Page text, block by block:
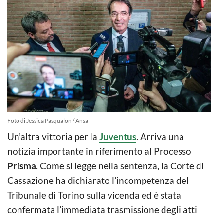
Foto di Jessica Pasqualon / Ansa
Un’altra vittoria per la Juventus. Arriva una
notizia importante in riferimento al Processo
Prisma. Come si legge nella sentenza, la Corte di
Cassazione ha dichiarato l’incompetenza del
Tribunale di Torino sulla vicenda ed è stata
confermata l’immediata trasmissione degli atti